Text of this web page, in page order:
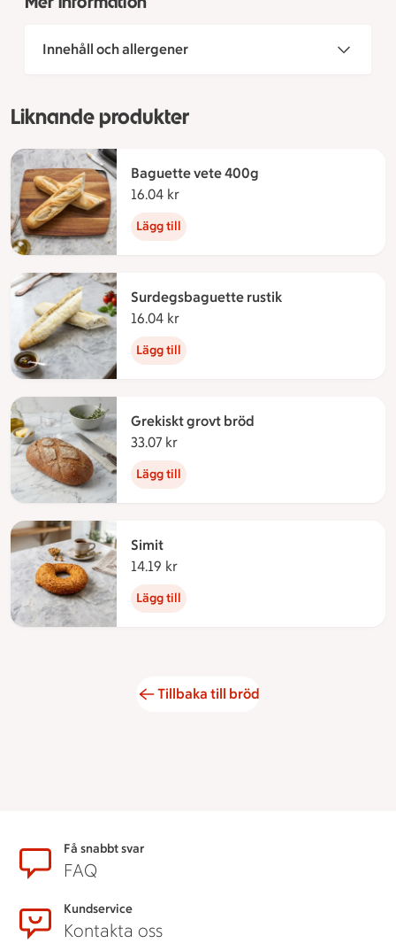
Innehåll och allergener
Liknande produkter
Baguette vete 400g
16.04 kr
Lägg till
Surdegsbaguette rustik
16.04 kr
Lägg till
Grekiskt grovt bröd
33.07 kr
Lägg till
Simit
14.19 kr
Lägg till
Tillbaka till bröd
SidfotFå snabbt svar
FAQ
Kundservice
Kontakta oss